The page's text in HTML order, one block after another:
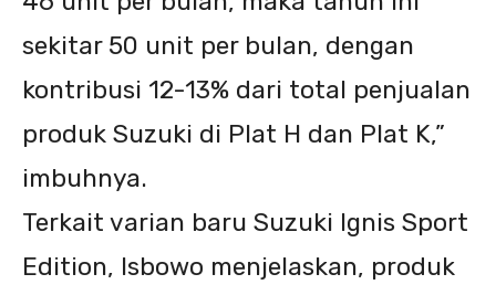
sekitar 50 unit per bulan, dengan
kontribusi 12-13% dari total penjualan
produk Suzuki di Plat H dan Plat K,”
imbuhnya.
Terkait varian baru Suzuki Ignis Sport
Edition, Isbowo menjelaskan, produk